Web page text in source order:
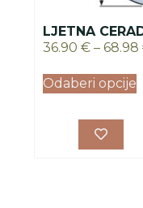
LJETNA
36.90 € – 68.98
Odaberi opcije